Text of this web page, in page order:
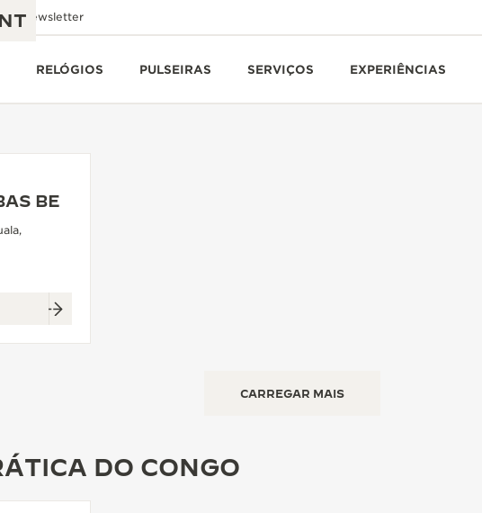
Newsletter
RELÓGIOS PULSEIRAS SERVIÇOS EXPERIÊNCIAS
BE
CARREGAR MAIS
DO CONGO